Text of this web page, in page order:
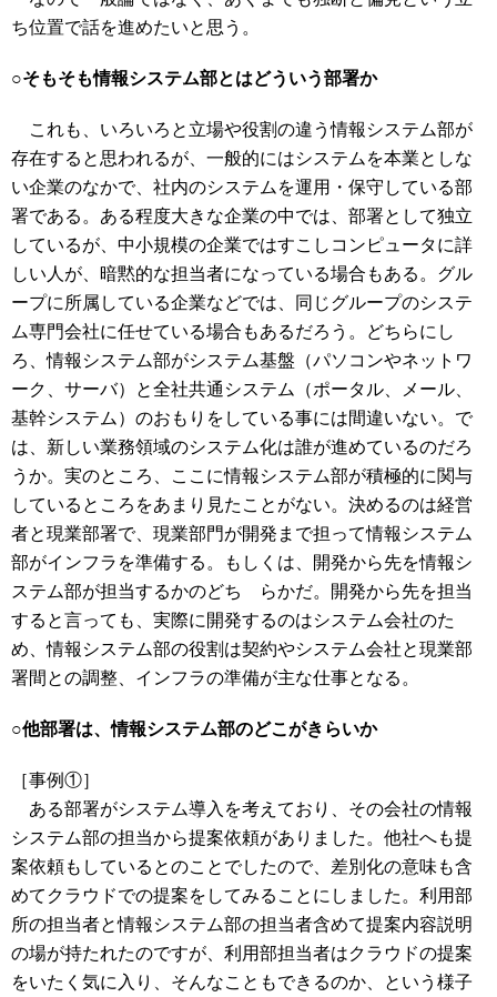
ち位置で話を進めたいと思う。
○そもそも情報システム部とはどういう部署か
これも、いろいろと立場や役割の違う情報システム部が
存在すると思われるが、一般的にはシステムを本業としな
い企業のなかで、社内のシステムを運用・保守している部
署である。ある程度大きな企業の中では、部署として独立
しているが、中小規模の企業ではすこしコンピュータに詳
しい人が、暗黙的な担当者になっている場合もある。グル
ープに所属している企業などでは、同じグループのシステ
ム専門会社に任せている場合もあるだろう。どちらにし
ろ、情報システム部がシステム基盤（パソコンやネットワ
ーク、サーバ）と全社共通システム（ポータル、メール、
基幹システム）のおもりをしている事には間違いない。で
は、新しい業務領域のシステム化は誰が進めているのだろ
うか。実のところ、ここに情報システム部が積極的に関与
しているところをあまり見たことがない。決めるのは経営
者と現業部署で、現業部門が開発まで担って情報システム
部がインフラを準備する。もしくは、開発から先を情報シ
ステム部が担当するかのどち らかだ。開発から先を担当
すると言っても、実際に開発するのはシステム会社のた
め、情報システム部の役割は契約やシステム会社と現業部
署間との調整、インフラの準備が主な仕事となる。
○他部署は、情報システム部のどこがきらいか
［事例①］
ある部署がシステム導入を考えており、その会社の情報
システム部の担当から提案依頼がありました。他社へも提
案依頼もしているとのことでしたので、差別化の意味も含
めてクラウドでの提案をしてみることにしました。利用部
所の担当者と情報システム部の担当者含めて提案内容説明
の場が持たれたのですが、利用部担当者はクラウドの提案
をいたく気に入り、そんなこともできるのか、という様子